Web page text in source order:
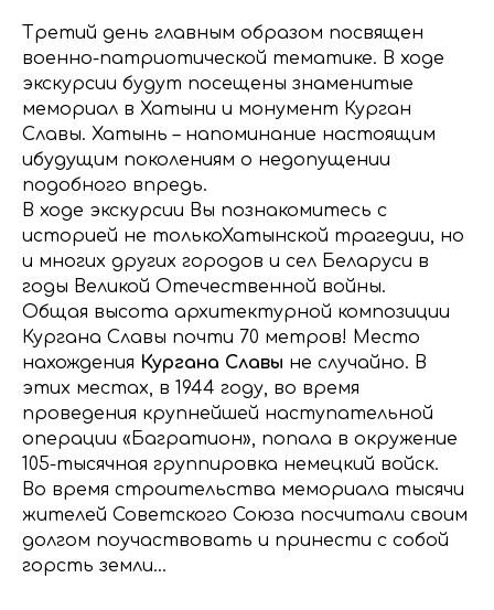
Третий день главным образом посвящен
военно-патриотической тематике. В ходе
экскурсии будут посещены знаменитые
мемориал в Хатыни и монумент Курган
Славы. Хатынь – напоминание настоящим
ибудущим поколениям о недопущении
подобного впредь.
В ходе экскурсии Вы познакомитесь с
историей не толькоХатынской трагедии, но
и многих других городов и сел Беларуси в
годы Великой Отечественной войны.
Общая высота архитектурной композиции
Кургана Славы почти 70 метров! Место
нахождения Кургана Славы не случайно. В
этих местах, в 1944 году, во время
проведения крупнейшей наступательной
операции «Багратион», попала в окружение
105-тысячная группировка немецкий войск.
Во время строительства мемориала тысячи
жителей Советского Союза посчитали своим
долгом поучаствовать и принести с собой
горсть земли…